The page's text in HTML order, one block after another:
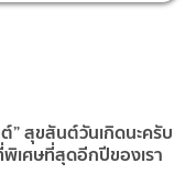
” สุขสันต์วันเกิดนะครับ
เศษที่สุดอีกปีของเรา